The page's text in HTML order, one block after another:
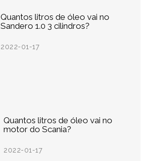
Quantos litros de óleo vai no
Sandero 1.0 3 cilindros?
2022-01-17
Quantos litros de óleo vai no
motor do Scania?
2022-01-17